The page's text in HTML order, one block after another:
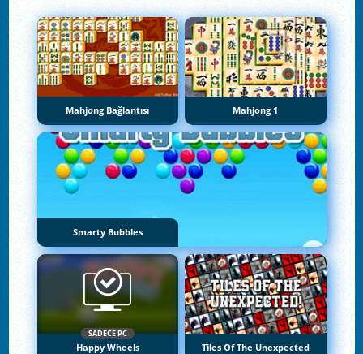
Mahjong Bağlantısı Mahjong 1
Smarty Bubbles
SADECE PC
Happy Wheels Tiles Of The Unexpected